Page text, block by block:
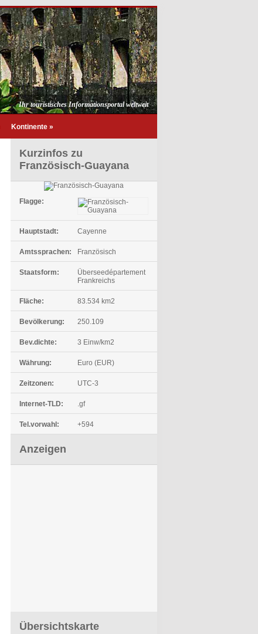
Ihr touristisches Informationsportal weltweit
Kontinente »
Kurzinfos zu
Französisch-Guayana
Flagge:
Hauptstadt: Cayenne
Amtssprachen: Französisch
Staatsform:
Überseedépartement
Frankreichs
Fläche: 83.534 km2
Bevölkerung: 250.109
Bev.dichte: 3 Einw/km2
Währung: Euro (EUR)
Zeitzonen: UTC-3
Internet-TLD: .gf
Tel.vorwahl: +594
Anzeigen
Übersichtskarte